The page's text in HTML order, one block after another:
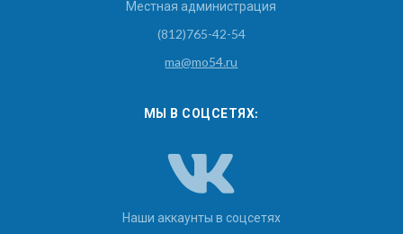
Местная администрация
(812)765-42-54
ma@mo54.ru
МЫ В СОЦСЕТЯХ:
Наши аккаунты в соцсетях